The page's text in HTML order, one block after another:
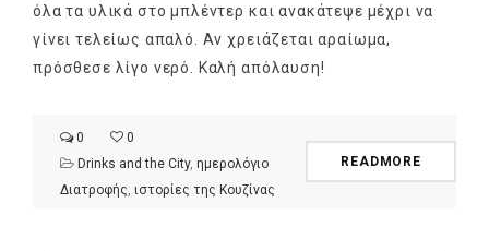
όλα τα υλικά στο μπλέντερ και ανακάτεψε μέχρι να
γίνει τελείως απαλό. Αν χρειάζεται αραίωμα,
πρόσθεσε λίγο νερό. Καλή απόλαυση!
0
0
Drinks and the City, ημερολόγιο
Διατροφής ιστορίες της Κουζίνας
READMORE